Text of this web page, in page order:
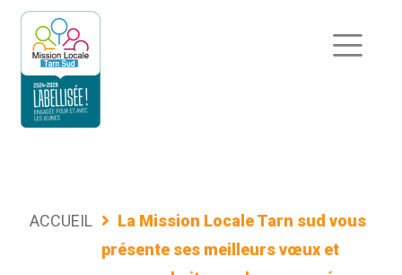
Aller
contenu
ACCUEIL
La Mission Locale Tarn sud vous
présente ses meilleurs vœux et